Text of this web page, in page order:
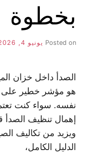
بخطوة
Posted on يونيو 4, 2026
الصدأ داخل خزان
هو مؤشر خطير على
نفسه. سواء كنت
إهمال تنظيف
ويزيد من تكاليف
الدليل الكامل،